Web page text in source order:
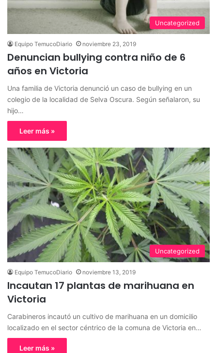
Uncategorized
Equipo TemucoDiario noviembre 23, 2019
Denuncian bullying contra niño de 6
años en Victoria
Una familia de Victoria denunció un caso de bullying en un
colegio de la localidad de Selva Oscura. Según señalaron, su
hijo…
Leer más »
Uncategorized
Equipo TemucoDiario noviembre 13, 2019
Incautan 17 plantas de marihuana en
Victoria
Carabineros incautó un cultivo de marihuana en un domicilio
localizado en el sector céntrico de la comuna de Victoria en…
Leer más »